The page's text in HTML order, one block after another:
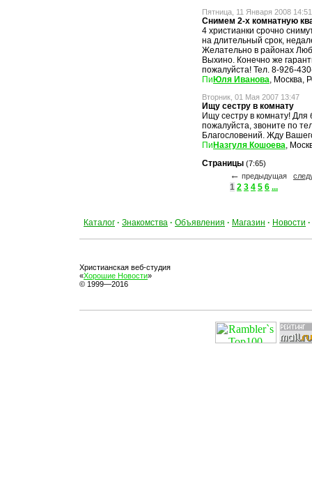
Пятница, 11 Января 2008 14:51
Снимем 2-х комнатную
4 христианки срочно
на длительный срок,
Желательно в районах
Выхино. Конечно же
пожалуйста! Тел. 8-926-
Юля Иванова, Москва,
Вторник, 01 Мая 2007 13:47
Ищу сестру в комнату
Ищу сестру в комнату!
пожалуйста, звоните по
Благословений. Жду
Назгуля Кошоева,
Страницы (7:65)
← предыдущая
1 2 3 4 5 6 ...
Каталог · Знакомства · Объявления · Магазин · Новости ·
Христианская веб-студия
«Хорошие Новости»
© 1999—2016